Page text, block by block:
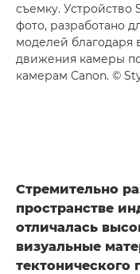
съемку. Устройство
фото, разработано
моделей благодаря
движения камеры
камерам Canon. ©
Стремительно
пространстве
отличалась
визуальные